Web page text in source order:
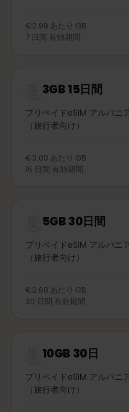
€2.99 あたり GB
7 日間 有効期間
3GB 15日間
プリペイドeSIM アルバニ
（旅行者向け）
€3.00 あたり GB
15 日間 有効期間
5GB 30日間
プリペイドeSIM アルバニ
（旅行者向け）
€2.60 あたり GB
30 日間 有効期間
10GB 30日
プリペイドeSIM アルバニ
（旅行者向け）